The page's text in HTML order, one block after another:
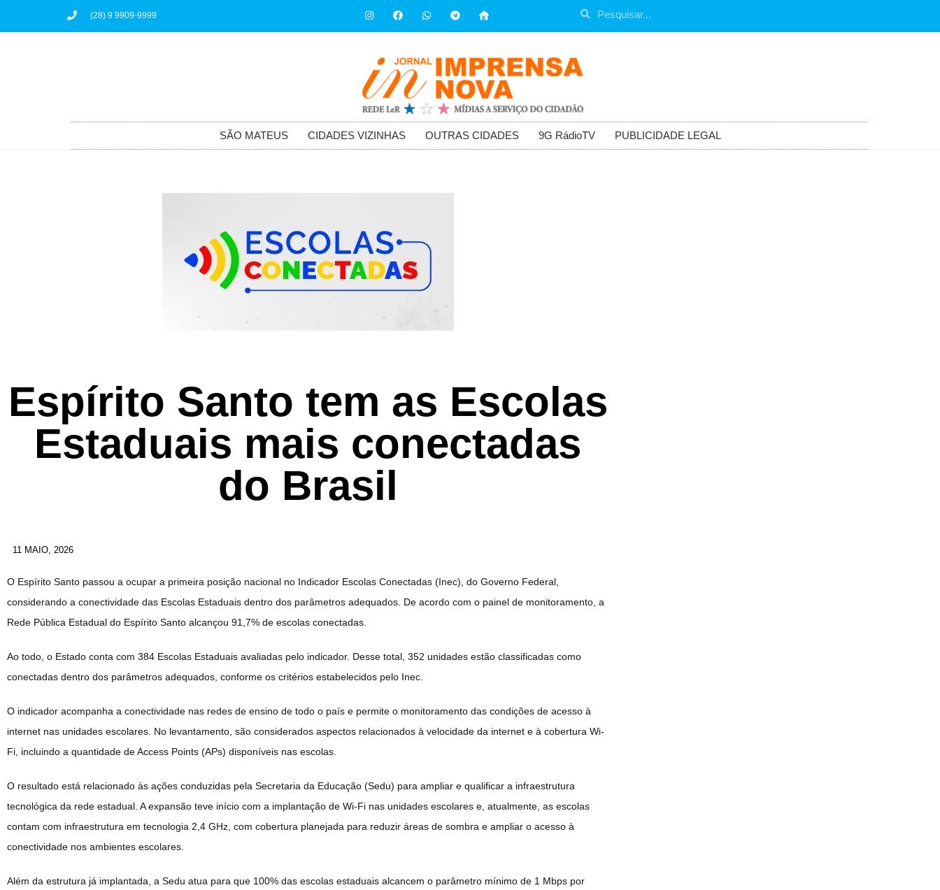
(28) 9 9909-9999
SÃO MATEUS CIDADES VIZINHAS OUTRAS CIDADES 9G RádioTV PUBLICIDADE LEGAL
Espírito Santo tem as Escolas
Estaduais mais conectadas
do Brasil
11 MAIO, 2026
O Espírito Santo passou a ocupar a primeira posição nacional no Indicador Escolas Conectadas (Inec), do Governo Federal,
considerando a conectividade das Escolas Estaduais dentro dos parâmetros adequados. De acordo com o painel de monitoramento, a
Rede Pública Estadual do Espírito Santo alcançou 91,7% de escolas conectadas.
Ao todo, o Estado conta com 384 Escolas Estaduais avaliadas pelo indicador. Desse total, 352 unidades estão classificadas como
conectadas dentro dos parâmetros adequados, conforme os critérios estabelecidos pelo Inec.
O indicador acompanha a conectividade nas redes de ensino de todo o país e permite o monitoramento das condições de acesso à
internet nas unidades escolares. No levantamento, são considerados aspectos relacionados à velocidade da internet e à cobertura Wi-
Fi, incluindo a quantidade de Access Points (APs) disponíveis nas escolas.
O resultado está relacionado às ações conduzidas pela Secretaria da Educação (Sedu) para ampliar e qualificar a infraestrutura
tecnológica da rede estadual. A expansão teve início com a implantação de Wi-Fi nas unidades escolares e, atualmente, as escolas
contam com infraestrutura em tecnologia 2,4 GHz, com cobertura planejada para reduzir áreas de sombra e ampliar o acesso à
conectividade nos ambientes escolares.
Além da estrutura já implantada, a Sedu atua para que 100% das escolas estaduais alcancem o parâmetro mínimo de 1 Mbps por